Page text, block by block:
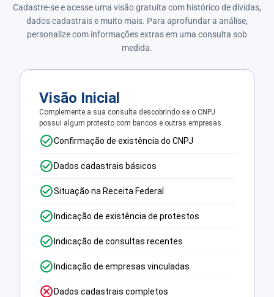
Cadastre-se e acesse uma visão gratuita com histórico de dívidas,
dados cadastrais e muito mais. Para aprofundar a análise,
personalize com informações extras em uma consulta sob
medida.
Visão Inicial
Complemente a sua consulta descobrindo se o CNPJ
possui algum protesto com bancos e outras empresas.
Confirmação de existência do CNPJ
Dados cadastrais básicos
Situação na Receita Federal
Indicação de existência de protestos
Indicação de consultas recentes
Indicação de empresas vinculadas
Dados cadastrais completos